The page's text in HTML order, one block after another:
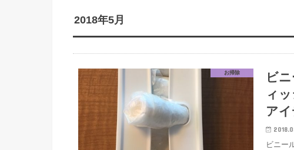
2018年5月
お掃除
ビ
ィ
ア
ビニー